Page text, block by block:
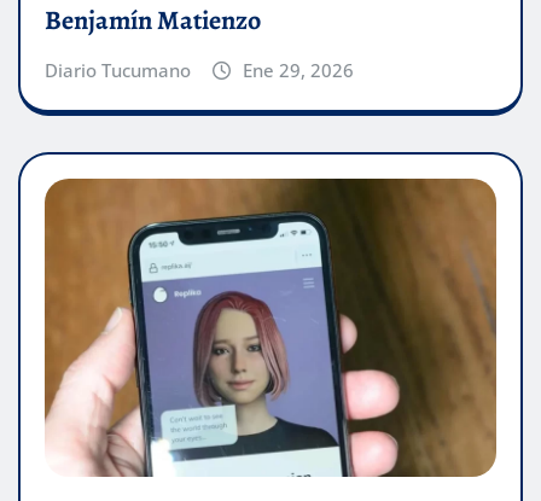
Benjamín Matienzo
Diario Tucumano Ene 29, 2026